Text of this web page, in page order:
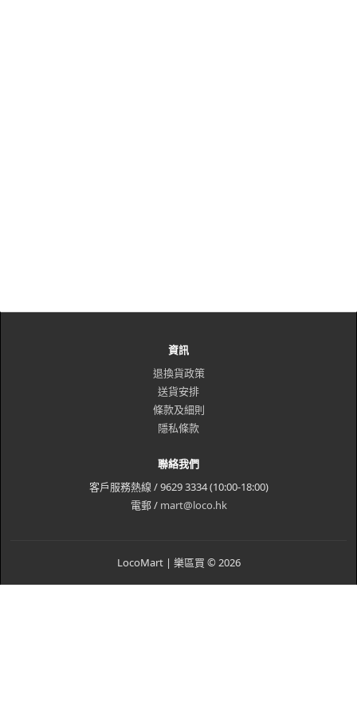
資訊
退換貨政策
送貨安排
條款及細則
隱私條款
聯絡我們
客戶服務熱線 / 9629 3334 (10:00-18:00)
電郵 / mart@loco.hk
LocoMart | 樂區買 © 2026